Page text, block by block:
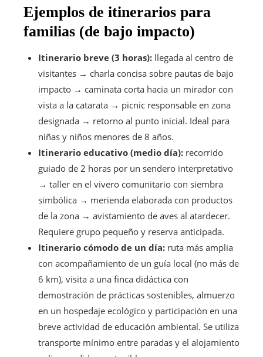
Ejemplos de itinerarios para
familias (de bajo impacto)
Itinerario breve (3 horas): llegada al centro de
visitantes → charla concisa sobre pautas de bajo
impacto → caminata corta hacia un mirador con
vista a la catarata → picnic responsable en zona
designada → retorno al punto inicial. Ideal para
niñas y niños menores de 8 años.
Itinerario educativo (medio día): recorrido
guiado de 2 horas por un sendero interpretativo
→ taller en el vivero comunitario con siembra
simbólica → merienda elaborada con productos
de la zona → avistamiento de aves al atardecer.
Requiere grupo pequeño y reserva anticipada.
Itinerario cómodo de un día: ruta más amplia
con acompañamiento de un guía local (no más de
6 km), visita a una finca didáctica con
demostración de prácticas sostenibles, almuerzo
en un hospedaje ecológico y participación en una
breve actividad de educación ambiental. Se utiliza
transporte mínimo entre paradas y el alojamiento